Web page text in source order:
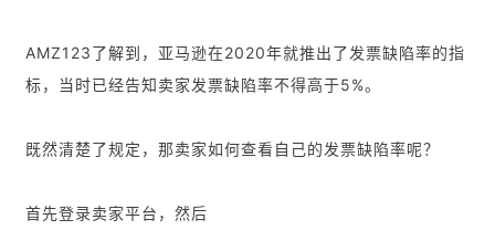
AMZ123了解到，亚马逊在2020年就推出了发票缺陷率的指
标，当时已经告知卖家发票缺陷率不得高于5%。
既然清楚了规定，那卖家如何查看自己的发票缺陷率呢？
首先登录卖家平台，然后